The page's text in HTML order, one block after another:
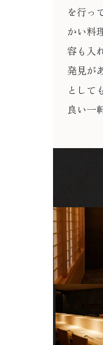
を行っ
かい料
容も入
発見が
として
良い一